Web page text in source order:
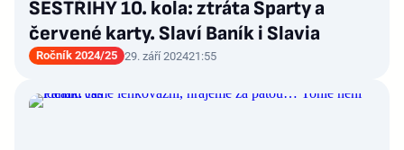
SESTŘIHY 10. kola: ztráta Sparty a
červené karty. Slaví Baník i Slavia
Ročník 2024/25 29. září 202421:55